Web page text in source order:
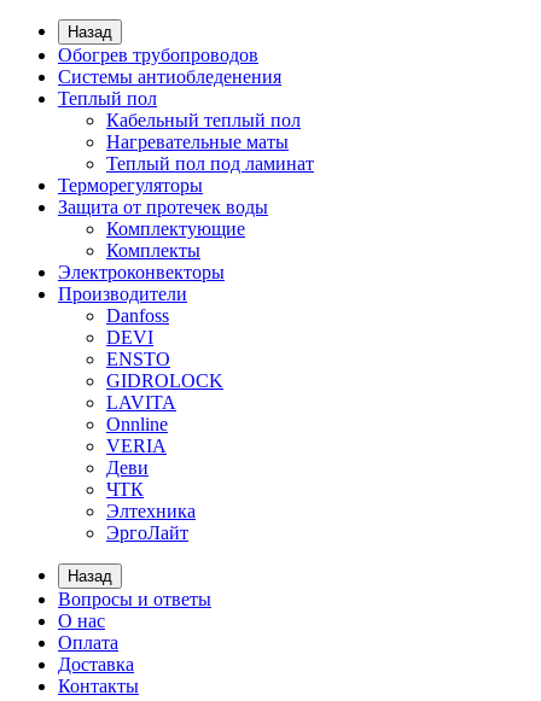
Назад
Обогрев трубопроводов
Системы антиобледенения
Теплый пол
Кабельный теплый пол
Нагревательные маты
Теплый пол под ламинат
Терморегуляторы
Защита от протечек воды
Комплектующие
Комплекты
Электроконвекторы
Производители
Danfoss
DEVI
ENSTO
GIDROLOCK
LAVITA
Onnline
VERIA
Деви
ЧТК
Элтехника
ЭргоЛайт
Назад
Вопросы и ответы
О нас
Оплата
Доставка
Контакты